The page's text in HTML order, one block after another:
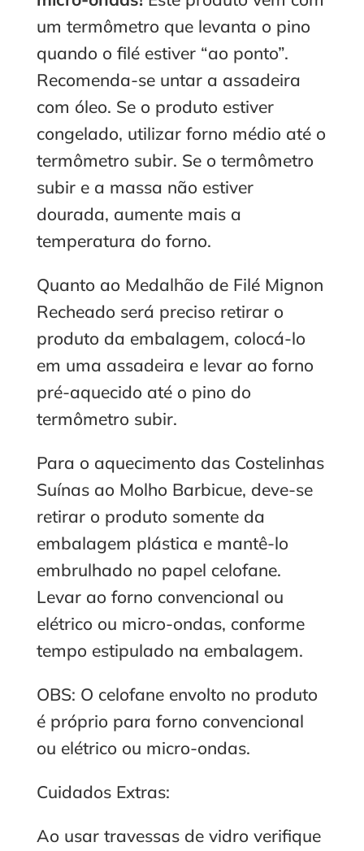
um termômetro que levanta o pino
quando o filé estiver “ao ponto”.
Recomenda-se untar a assadeira
com óleo. Se o produto estiver
congelado, utilizar forno médio até o
termômetro subir. Se o termômetro
subir e a massa não estiver
dourada, aumente mais a
temperatura do forno.
Quanto ao Medalhão de Filé Mignon
Recheado será preciso retirar o
produto da embalagem, colocá-lo
em uma assadeira e levar ao forno
pré-aquecido até o pino do
termômetro subir.
Para o aquecimento das Costelinhas
Suínas ao Molho Barbicue, deve-se
retirar o produto somente da
embalagem plástica e mantê-lo
embrulhado no papel celofane.
Levar ao forno convencional ou
elétrico ou micro-ondas, conforme
tempo estipulado na embalagem.
OBS: O celofane envolto no produto
é próprio para forno convencional
ou elétrico ou micro-ondas.
Cuidados Extras:
Ao usar travessas de vidro verifique